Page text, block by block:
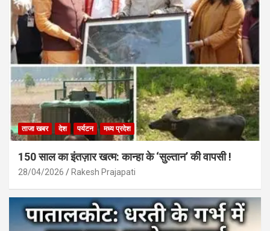
ताजा खबर देश पर्यटन मध्य प्रदेश
150 साल का इंतज़ार खत्म: कान्हा के ‘सुल्तान’ की वापसी !
28/04/2026 Rakesh Prajapati